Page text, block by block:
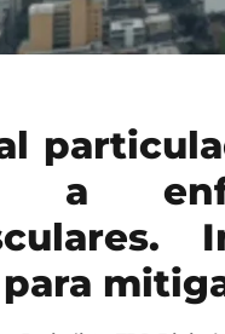
a